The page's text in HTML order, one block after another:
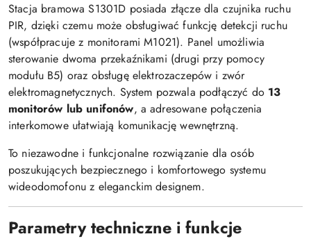
Stacja bramowa S1301D posiada złącze dla czujnika ruchu
PIR, dzięki czemu może obsługiwać funkcję detekcji ruchu
(współpracuje z monitorami M1021). Panel umożliwia
sterowanie dwoma przekaźnikami (drugi przy pomocy
modułu B5) oraz obsługę elektrozaczepów i zwór
elektromagnetycznych. System pozwala podłączyć do 13
monitorów lub unifonów, a adresowane połączenia
interkomowe ułatwiają komunikację wewnętrzną.
To niezawodne i funkcjonalne rozwiązanie dla osób
poszukujących bezpiecznego i komfortowego systemu
wideodomofonu z eleganckim designem.
Parametry techniczne i funkcje